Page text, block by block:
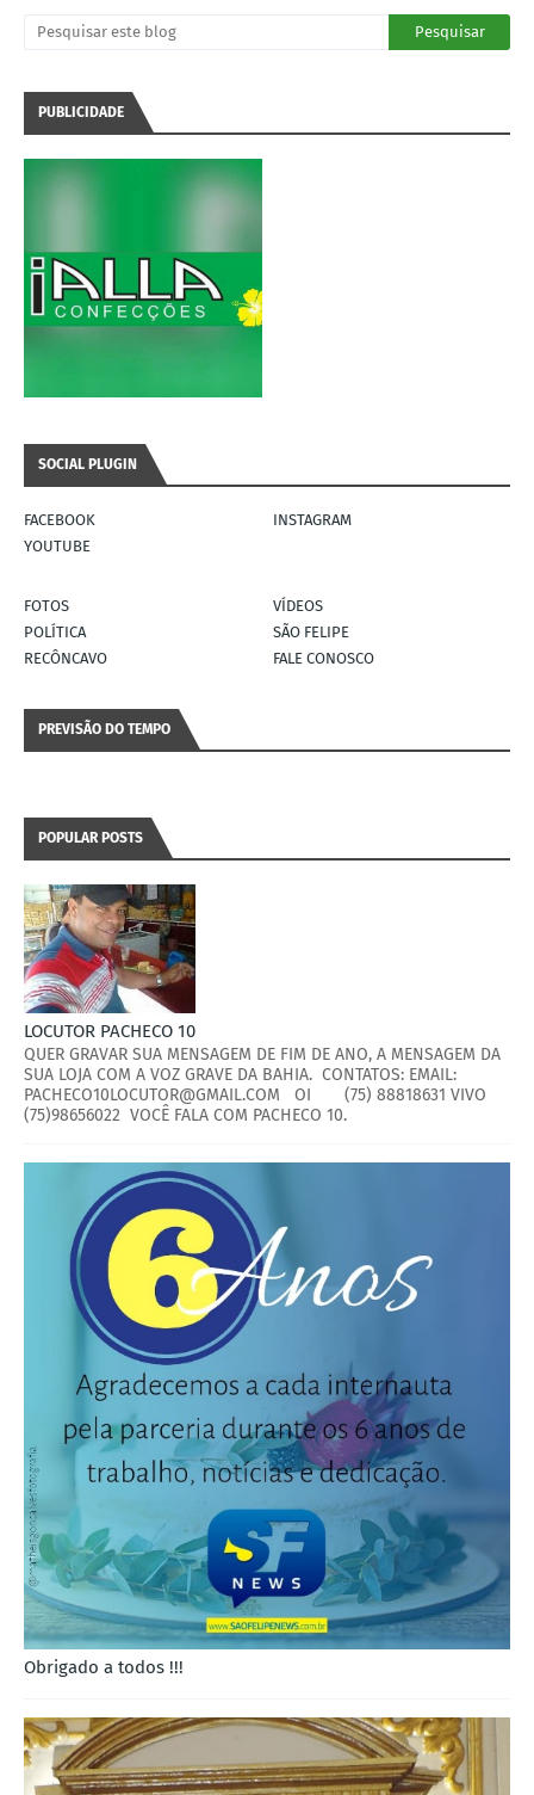
PUBLICIDADE
SOCIAL PLUGIN
FACEBOOK
INSTAGRAM
YOUTUBE
FOTOS
VÍDEOS
POLÍTICA
SÃO FELIPE
RECÔNCAVO
FALE CONOSCO
PREVISÃO DO TEMPO
POPULAR POSTS
LOCUTOR PACHECO 10
QUER GRAVAR SUA MENSAGEM DE FIM DE ANO, A MENSAGEM DA
SUA LOJA COM A VOZ GRAVE DA BAHIA. CONTATOS: EMAIL:
PACHECO10LOCUTOR@GMAIL.COM OI (75) 88818631 VIVO
(75)98656022 VOCÊ FALA COM PACHECO 10.
Obrigado a todos !!!